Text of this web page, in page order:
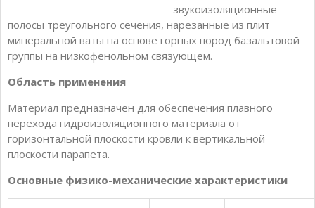
звукоизоляционные
полосы треугольного сечения, нарезанные из плит
минеральной ваты на основе горных пород базальтовой
группы на низкофенольном связующем.
Область применения
Материал предназначен для обеспечения плавного
перехода гидроизоляционного материала от
горизонтальной плоскости кровли к вертикальной
плоскости парапета.
Основные физико-механические характеристики